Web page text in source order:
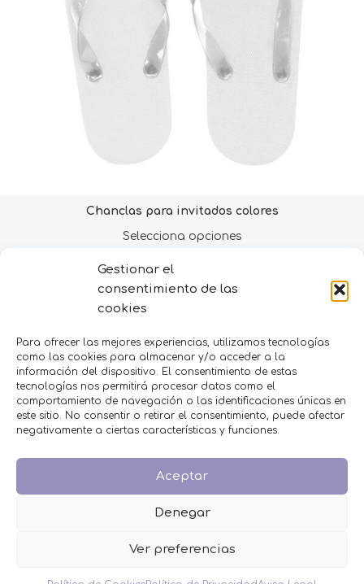
Gestionar el
consentimiento de las
cookies
Para ofrecer las mejores experiencias, utilizamos tecnologías
como las cookies para almacenar y/o acceder a la
información del dispositivo. El consentimiento de estas
tecnologías nos permitirá procesar datos como el
comportamiento de navegación o las identificaciones únicas en
este sitio. No consentir o retirar el consentimiento, puede afectar
negativamente a ciertas características y funciones.
Aceptar
Denegar
Ver preferencias
Chanclas para invitados colores
Selecciona opciones
Decoración
FAQS
Contacto
CATEGORÍAS
COMUNIÓN